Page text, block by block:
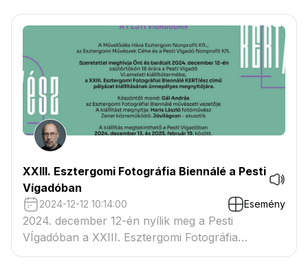
XXIII. Esztergomi Fotográfia Biennálé a Pesti
Vígadóban
2024-12-12 10:14:00 Esemény
2024. december 12-én nyílik meg a Pesti
VÍgadóban a XXIII. Esztergomi Fotográfia
Biennálé tárlata.